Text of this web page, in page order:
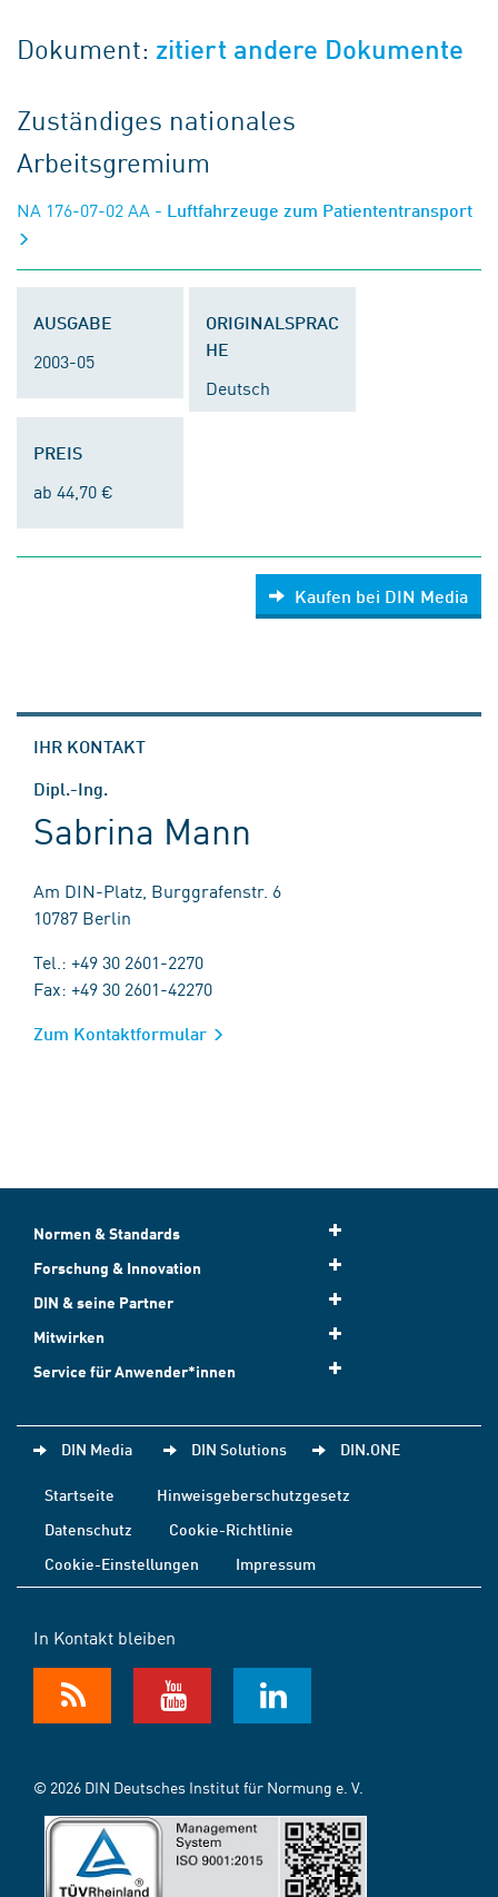
Dokument: zitiert andere Dokumente
Zuständiges nationales
Arbeitsgremium
NA 176-07-02 AA - Luftfahrzeuge zum Patiententransport
AUSGABE
2003-05
ORIGINALSPRAC
HE
Deutsch
PREIS
ab 44,70 €
Kaufen bei DIN Media
IHR KONTAKT
Dipl.-Ing.
Sabrina Mann
Am DIN-Platz, Burggrafenstr. 6
10787 Berlin
Tel.: +49 30 2601-2270
Fax: +49 30 2601-42270
Zum Kontaktformular
Normen & Standards
Forschung & Innovation
DIN & seine Partner
Mitwirken
Service für Anwender*innen
DIN Media DIN Solutions DIN.ONE
Startseite
Hinweisgeberschutzgesetz
Datenschutz
Cookie-Richtlinie
Cookie-Einstellungen
Impressum
In Kontakt bleiben
© 2026 DIN Deutsches Institut für Normung e. V.